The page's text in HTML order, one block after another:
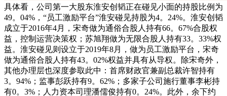
具体看，公司第一大股东淮安创韬正在碰见小面的持股比例为
49。04%，“员工激励平台”淮安碰见持股为4。24%。淮安创韬
成立于2016年4月，宋奇做为通俗合股人持有66。67%合股权
益，控制运营决策权；苏旭翔做为无限合股人持有33。33%权
益。淮安碰见则设立于2019年8月，做为员工激励平台，宋奇
做为通俗合股人持有43。02%权益并具有从导权。除宋奇外，
其他办理层也深度参取此中：首席财政官兼副总裁许智持有
3。94%；监事彭跃持有9。62%；多家子公司施行董事李彬持
有0。3%；人力资本司理潘儒俊持有0。24%。此外，余下约